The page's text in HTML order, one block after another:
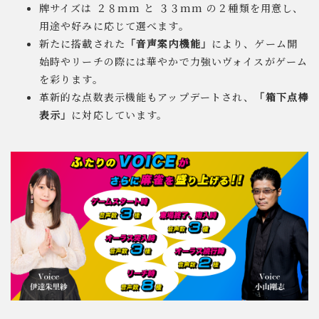
牌サイズは ２８mm と ３３mm の２種類を用意し、
用途や好みに応じて選べます。
新たに搭載された 「音声案内機能」 により、ゲーム開
始時やリーチの際には華やかで力強いヴォイスがゲーム
を彩ります。
革新的な点数表示機能もアップデートされ、
「箱下点棒
表示」 に対応しています。